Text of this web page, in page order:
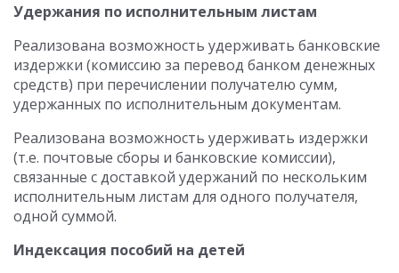
Удержания по исполнительным листам
Реализована возможность удерживать банковские
издержки (комиссию за перевод банком денежных
средств) при перечислении получателю сумм,
удержанных по исполнительным документам.
Реализована возможность удерживать издержки
(т.е. почтовые сборы и банковские комиссии),
связанные с доставкой удержаний по нескольким
исполнительным листам для одного получателя,
одной суммой.
Индексация пособий на детей